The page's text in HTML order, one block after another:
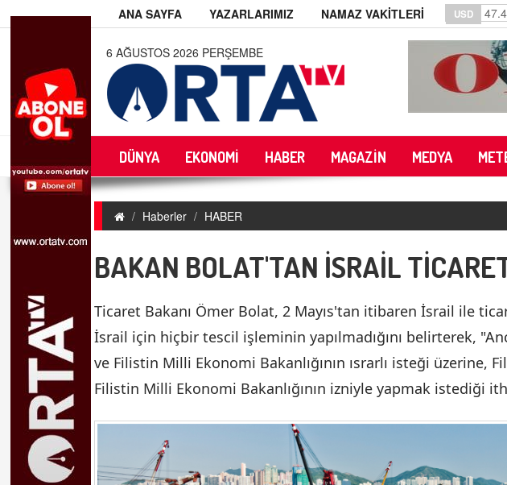
ANA SAYFA YAZARLARIMIZ NAMAZ VAKİTLERİ USD
6 AĞUSTOS 2026 PERŞEMBE
DÜNYA EKONOMİ HABER MAGAZİN MEDYA
Haberler HABER
BAKAN BOLAT'TAN İSRAİL
Ticaret Bakanı Ömer Bolat, 2 Mayıs'tan itibaren İsrail ile
İsrail için hiçbir tescil işleminin yapılmadığını belirterek,
ve Filistin Milli Ekonomi Bakanlığının ısrarlı isteği üzerine,
Filistin Milli Ekonomi Bakanlığının izniyle yapmak istediği